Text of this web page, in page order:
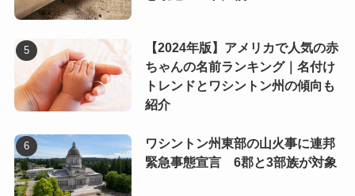
【2024年版】アメリカで人気の赤
ちゃんの名前ランキング｜名付け
トレンドとワシントン州の傾向も
紹介
ワシントン州東部の山火事に連邦
緊急事態宣言 6郡と3部族が対象